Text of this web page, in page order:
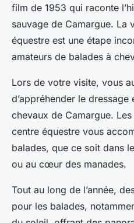
film de 1953 qui raconte
sauvage de Camargue. La
équestre est une étape
amateurs de balades à
Lors de votre visite, vous
d’appréhender le dressage
chevaux de Camargue.
centre équestre vous
balades, que ce soit dans
ou au cœur des manades.
Tout au long de l’année,
pour les balades,